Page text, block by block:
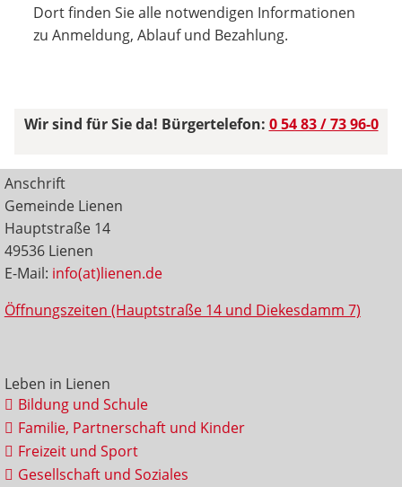
Dort finden Sie alle notwendigen Informationen
zu Anmeldung, Ablauf und Bezahlung.
Wir sind für Sie da! Bürgertelefon: 0 54 83 / 73 96-0
Anschrift
Gemeinde Lienen
Hauptstraße 14
49536 Lienen
E-Mail: info(at)lienen.de
Öffnungszeiten (Hauptstraße 14 und Diekesdamm 7)
Leben in Lienen
Bildung und Schule
Familie, Partnerschaft und Kinder
Freizeit und Sport
Gesellschaft und Soziales